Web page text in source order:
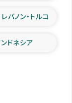
バノン・トルコ
ドネシア